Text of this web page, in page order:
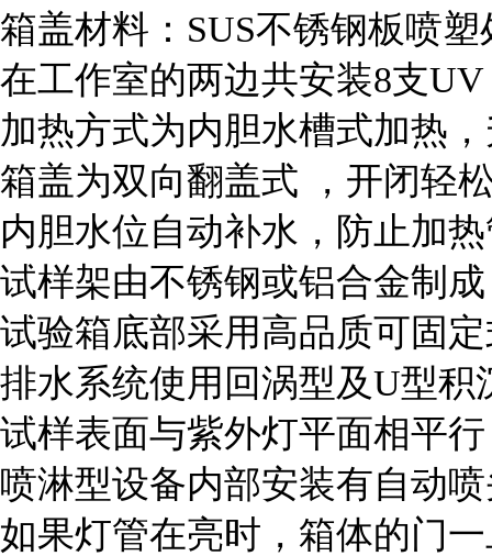
箱盖材料：SUS不锈钢板喷塑
在工作室的两边共安装8支
加热方式为内胆水槽式加热
箱盖为双向翻盖式 ，开闭轻
内胆水位自动补水，防止加
试样架由不锈钢或铝合金制
试验箱底部采用高品质可固
排水系统使用回涡型及U型积
试样表面与紫外灯平面相平
喷淋型设备内部安装有自动
如果灯管在亮时，箱体的门